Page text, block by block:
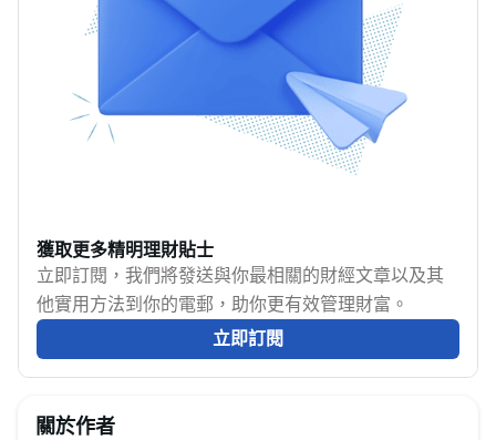
保單有何不同，以及投
保須注意的重點，助你
為摯愛長輩安排一趟安
心之旅。
響。準備在風季出發，
除了留意香港天文台的
熱帶氣旋消息，也應查
閱航空公司及香港國際
機場的即時航班資料。
班安排仍可能調整。
你按家庭成員與旅程需
要選擇合適計劃。
獲取更多精明理財貼士
立即訂閱，我們將發送與你最相關的財經文章以及其
他實用方法到你的電郵，助你更有效管理財富。
立即訂閱
關於作者